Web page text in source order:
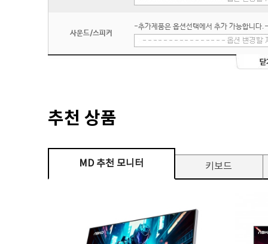
사운드/스피커
-추가제품은 옵션선택에서 추가 가능합니다.-
추천 상품
MD 추천 모니터 키보드